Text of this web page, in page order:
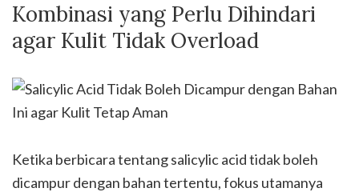
Kombinasi yang Perlu Dihindari
agar Kulit Tidak Overload
Ketika berbicara tentang salicylic acid tidak boleh
dicampur dengan bahan tertentu, fokus utamanya